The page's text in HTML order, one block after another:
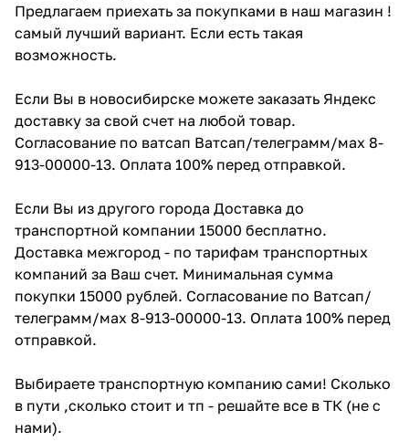
Предлагаем приехать за покупками в наш магазин !
самый лучший вариант. Если есть такая
возможность.
Если Вы в новосибирске можете заказать Яндекс
доставку за свой счет на любой товар.
Согласование по ватсап Ватсап/телеграмм/мах 8-
913-00000-13. Оплата 100% перед отправкой.
Если Вы из другого города Доставка до
транспортной компании 15000 бесплатно.
Доставка межгород - по тарифам транспортных
компаний за Ваш счет. Минимальная сумма
покупки 15000 рублей. Согласование по Ватсап/
телеграмм/мах 8-913-00000-13. Оплата 100% перед
отправкой.
Выбираете транспортную компанию сами! Сколько
в пути ,сколько стоит и тп - решайте все в ТК (не с
нами).